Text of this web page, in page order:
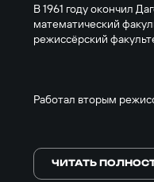
В 1961 году окончил
математический
режиссёрский
Работал вторым
Заслуженный деятель
ЧИТАТЬ